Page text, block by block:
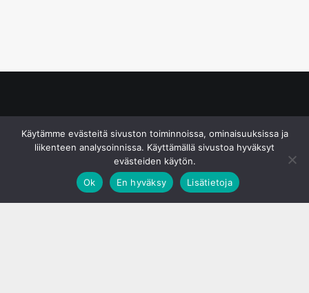
Käytämme evästeitä sivuston toiminnoissa, ominaisuuksissa ja
liikenteen analysoinnissa. Käyttämällä sivustoa hyväksyt
evästeiden käytön.
Ok
En hyväksy Lisätietoja